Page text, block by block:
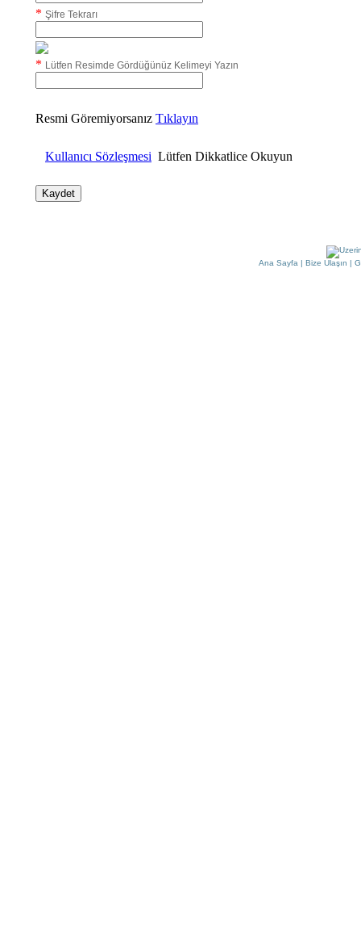
* Şifre Tekrarı
* Lütfen Resimde Gördüğünüz Kelimeyi Yazın
Resmi Göremiyorsanız Tıklayın
Kullanıcı Sözleşmesi Lütfen Dikkatlice Okuyun
Ana Sayfa | Bize Ulaşın |